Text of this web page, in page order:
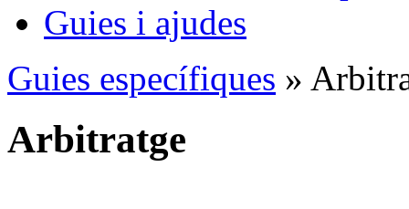
Guies i ajudes
Guies específiques »
Arbitratge